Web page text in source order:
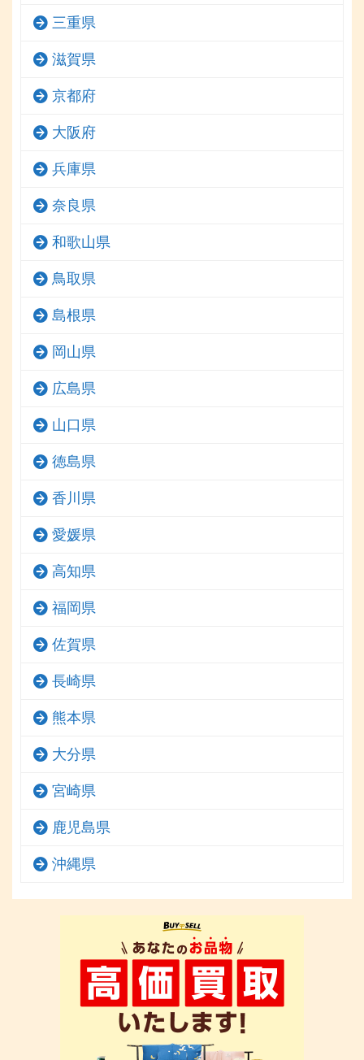
三重県
滋賀県
京都府
大阪府
兵庫県
奈良県
和歌山県
鳥取県
島根県
岡山県
広島県
山口県
徳島県
香川県
愛媛県
高知県
福岡県
佐賀県
長崎県
熊本県
大分県
宮崎県
鹿児島県
沖縄県